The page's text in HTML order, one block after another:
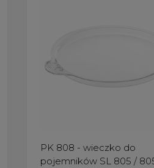
PK 808 - wieczko do
pojemników SL 805 /